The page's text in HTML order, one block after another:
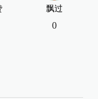
飘过
0